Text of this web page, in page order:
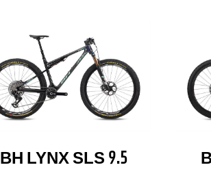
BH LYNX SLS 9.5